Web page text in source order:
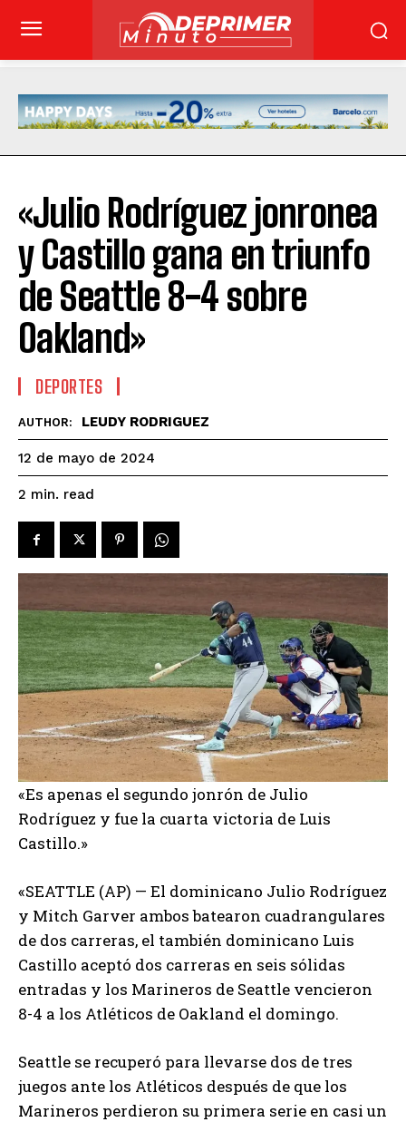
«Julio Rodríguez jonronea
y Castillo gana en triunfo
de Seattle 8-4 sobre
Oakland»
DEPORTES
AUTHOR: LEUDY RODRIGUEZ
12 de mayo de 2024
2 min. read
«Es apenas el segundo jonrón de Julio
Rodríguez y fue la cuarta victoria de Luis
Castillo.»
«SEATTLE (AP) — El dominicano Julio Rodríguez
y Mitch Garver ambos batearon cuadrangulares
de dos carreras, el también dominicano Luis
Castillo aceptó dos carreras en seis sólidas
entradas y los Marineros de Seattle vencieron
8-4 a los Atléticos de Oakland el domingo.
Seattle se recuperó para llevarse dos de tres
juegos ante los Atléticos después de que los
Marineros perdieron su primera serie en casi un